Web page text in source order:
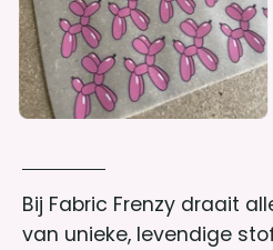
Bij Fabric Frenzy draait
van unieke, levendige